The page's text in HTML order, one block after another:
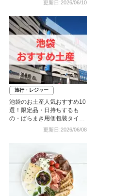
更新日:2026/06/10
旅行・レジャー
池袋のお土産人気おすすめ10
選！限定品・日持ちするも
の・ばらまき用個包装タイプ
更新日:2026/06/08